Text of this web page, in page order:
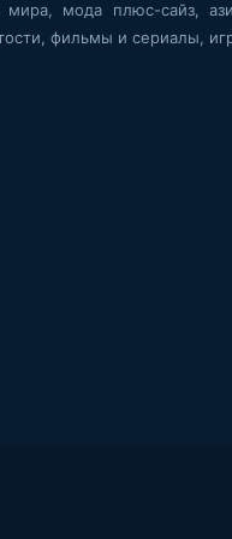
мира, мода плюс-сайз,
фильмы и сериалы,